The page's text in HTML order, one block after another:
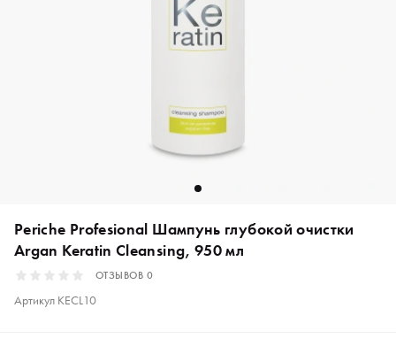
Periche Profesional Шампунь глубокой очистки
Argan Keratin Cleansing, 950 мл
ОТЗЫВОВ 0
Артикул KECL10